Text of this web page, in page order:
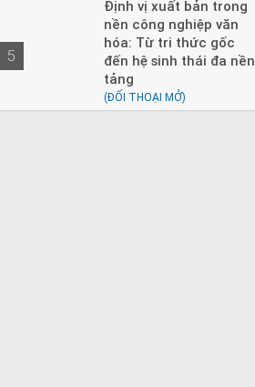
5
Định vị xuất bản trong
nền công nghiệp văn
hóa: Từ tri thức gốc
đến hệ sinh thái đa nền
tảng
(ĐỐI THOẠI MỞ)